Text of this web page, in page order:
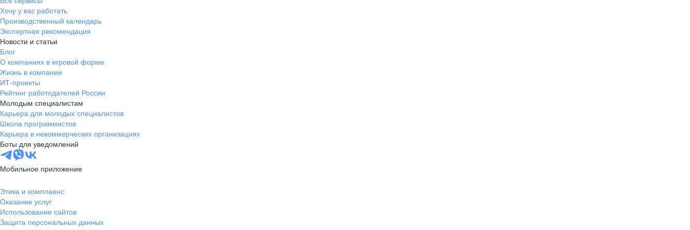
Хочу у вас работать
Производственный календарь
Экспертная рекомендация
Новости и статьи
Блог
О компаниях в игровой форме
Жизнь в компании
ИТ-проекты
Рейтинг работодателей России
Молодым специалистам
Карьера для молодых специалистов
Школа программистов
Карьера в некоммерческих организациях
Боты для уведомлений
Мобильное приложение
Этика и комплаенс
Оказание услуг
Использование сайтов
Защита персональных данных